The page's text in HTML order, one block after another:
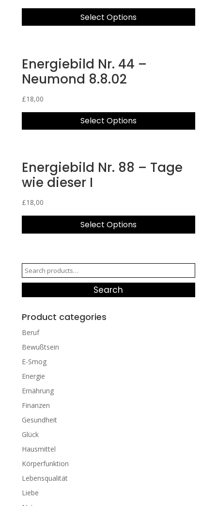
Select Options
Energiebild Nr. 44 –
Neumond 8.8.02
£18,00
Select Options
Energiebild Nr. 88 – Tage
wie dieser I
£18,00
Select Options
Search
for:
Search
Product categories
Beruf
Bewußtsein
E-Smog
Energie
Ernährung
Finanzen
Gesundheit
Glück
Hausmittel
Körperfunktion
Lebensqualität
Liebe